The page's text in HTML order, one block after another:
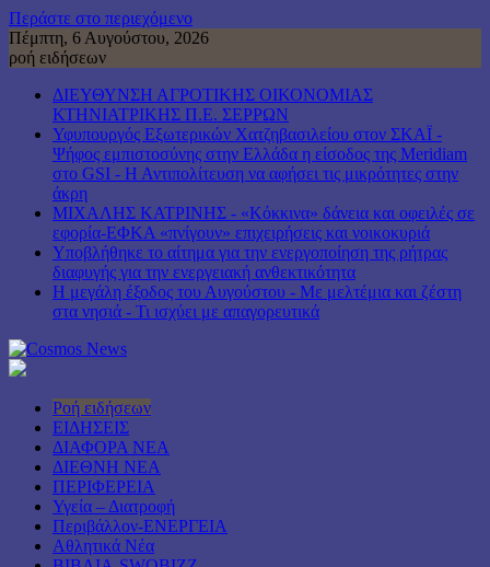
Περάστε στο περιεχόμενο
Πέμπτη, 6 Αυγούστου, 2026
ροή ειδήσεων
ΔΙΕΥΘΥΝΣΗ ΑΓΡΟΤΙΚΗΣ ΟΙΚΟΝΟΜΙΑΣ
ΚΤΗΝΙΑΤΡΙΚΗΣ Π.Ε. ΣΕΡΡΩΝ
Υφυπουργός Εξωτερικών Χατζηβασιλείου στον ΣΚΑΪ -
Ψήφος εμπιστοσύνης στην Ελλάδα η είσοδος της Meridiam
στο GSI - Η Αντιπολίτευση να αφήσει τις μικρότητες στην
άκρη
ΜΙΧΑΛΗΣ ΚΑΤΡΙΝΗΣ - «Κόκκινα» δάνεια και οφειλές σε
εφορία-ΕΦΚΑ «πνίγουν» επιχειρήσεις και νοικοκυριά
Υποβλήθηκε το αίτημα για την ενεργοποίηση της ρήτρας
διαφυγής για την ενεργειακή ανθεκτικότητα
Η μεγάλη έξοδος του Αυγούστου - Με μελτέμια και ζέστη
στα νησιά - Τι ισχύει με απαγορευτικά
Ροή ειδήσεων
ΕΙΔΗΣΕΙΣ
ΔΙΑΦΟΡΑ ΝΕΑ
ΔΙΕΘΝΗ ΝΕΑ
ΠΕΡΙΦΕΡΕΙΑ
Υγεία – Διατροφή
Περιβάλλον-ΕΝΕΡΓΕΙΑ
Αθλητικά Νέα